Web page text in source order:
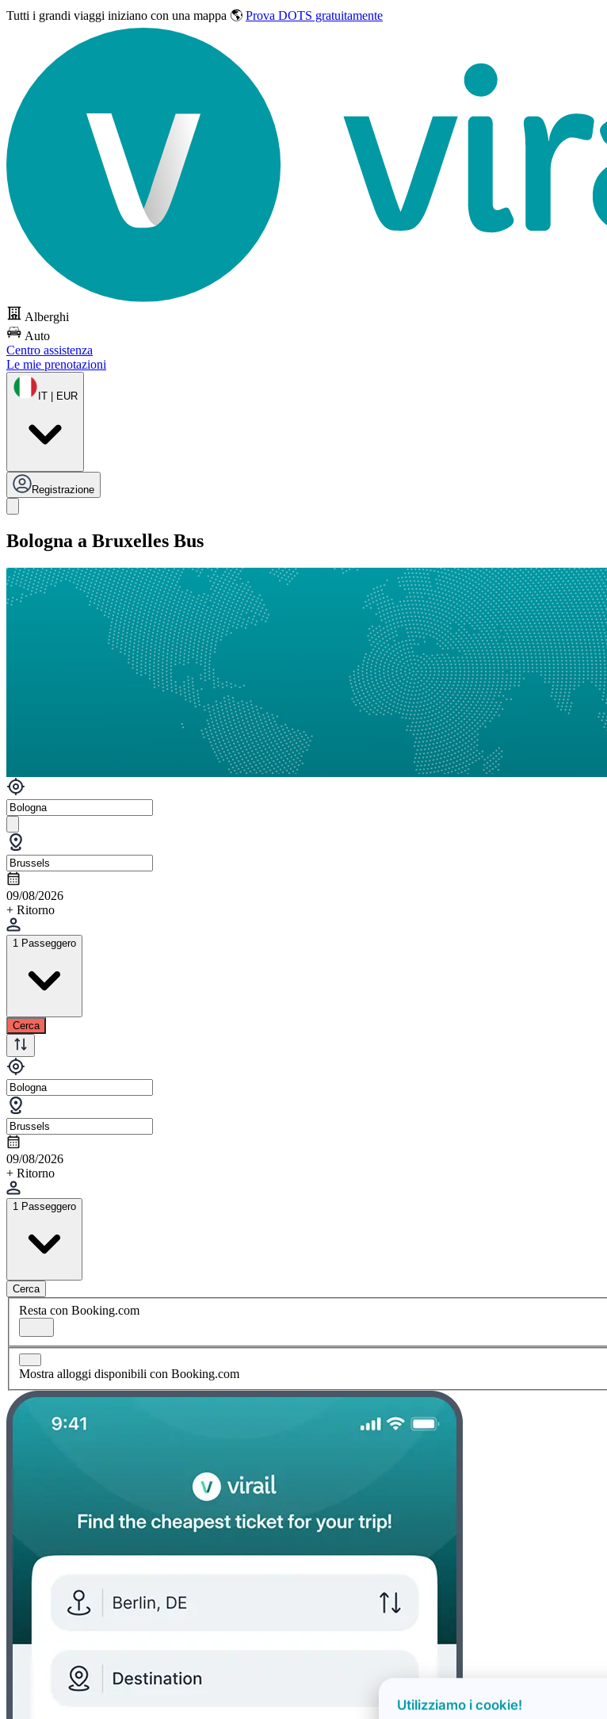
Tutti i grandi viaggi iniziano con una mappa 🌎 Prova DOTS gratuitamente
Alberghi
Auto
Centro assistenza
Le mie prenotazioni
IT | EUR
Registrazione
Bologna a Bruxelles Bus
09/08/2026
+ Ritorno
1 Passeggero
Cerca
09/08/2026
+ Ritorno
1 Passeggero
Cerca
Resta con Booking.com
Mostra alloggi disponibili con Booking.com
Utilizziamo i cookie!